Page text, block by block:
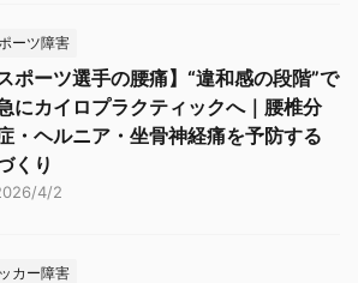
ーツ障害
スポーツ選手の腰痛】“違和感の段階”で
にカイロプラクティックへ｜腰椎分
・ヘルニア・坐骨神経痛を予防する
くり
4/2
カー障害